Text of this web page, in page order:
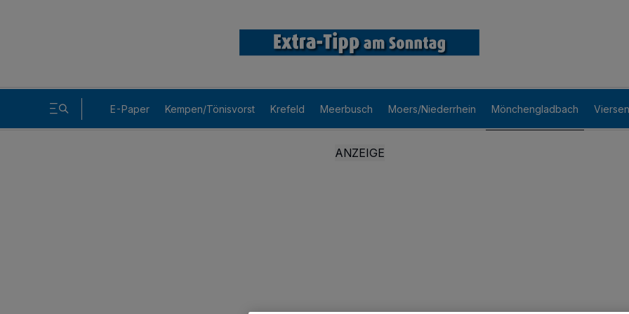
E-Paper Kempen/Tönisvorst Krefeld Meerbusch Moers/Niederrhein Mönchengladbach Viersen